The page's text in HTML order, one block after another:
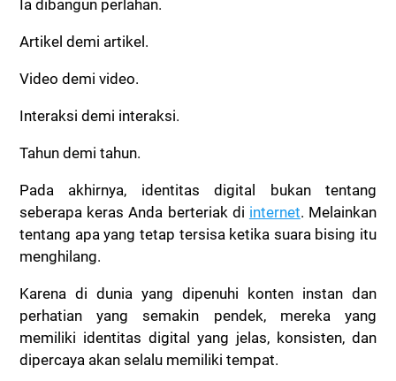
Ia dibangun perlahan.
Artikel demi artikel.
Video demi video.
Interaksi demi interaksi.
Tahun demi tahun.
Pada akhirnya, identitas digital bukan tentang
seberapa keras Anda berteriak di internet. Melainkan
tentang apa yang tetap tersisa ketika suara bising itu
menghilang.
Karena di dunia yang dipenuhi konten instan dan
perhatian yang semakin pendek, mereka yang
memiliki identitas digital yang jelas, konsisten, dan
dipercaya akan selalu memiliki tempat.